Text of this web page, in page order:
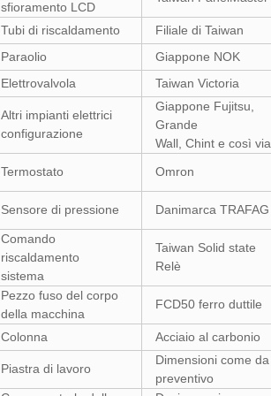
sfioramento LCD
Tubi di riscaldamento Filiale di Taiwan
Paraolio Giappone NOK
Elettrovalvola Taiwan Victoria
Altri impianti elettrici
configurazione
Giappone Fujitsu,
Grande
Wall, Chint e così via
Termostato Omron
Sensore di pressione Danimarca TRAFAG
Comando
riscaldamento
sistema
Taiwan Solid state
Relè
Pezzo fuso del corpo
della macchina
FCD50 ferro duttile
Colonna Acciaio al carbonio
Piastra di lavoro
Dimensioni come da
preventivo